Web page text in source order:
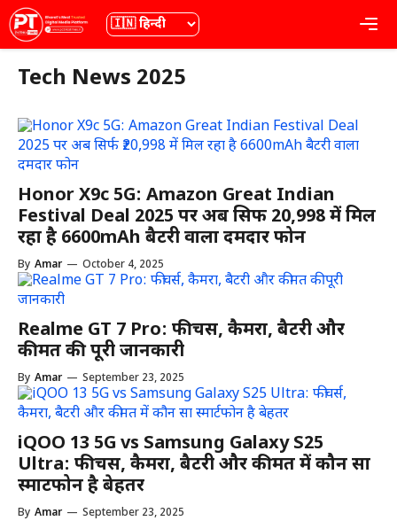
Skip
to
content
भाषा
Tech News 2025
Honor X9c 5G: Amazon Great Indian
Festival Deal 2025 पर अब सिर्फ ₹20,998 में मिल
रहा है 6600mAh बैटरी वाला दमदार फोन
By Amar — October 4, 2025
Realme GT 7 Pro: फीचर्स, कैमरा, बैटरी और
कीमत की पूरी जानकारी
By Amar — September 23, 2025
iQOO 13 5G vs Samsung Galaxy S25
Ultra: फीचर्स, कैमरा, बैटरी और कीमत में कौन सा
स्मार्टफोन है बेहतर
By Amar — September 23, 2025